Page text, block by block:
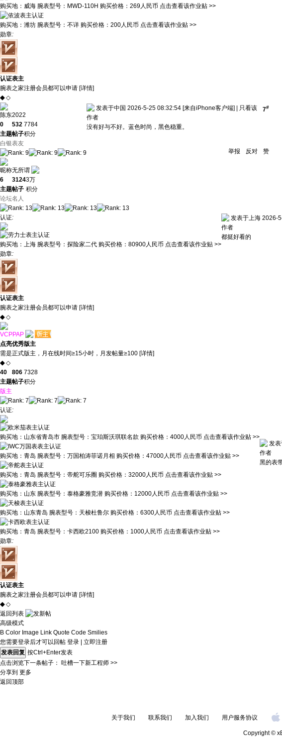
购买地： 威海 腕表型号： MWD-110H 购买价格： 269人民币 点击查看该作业贴 >>
购买地： 潍坊 腕表型号： 不详 购买价格： 200人民币 点击查看该作业贴 >>
勋章:
认证表主
腕表之家注册会员都可以申请 [详情]
◆ ◇
陈东2022
0
主题
532
帖子
7784
积分
白银表友
7#
发表于中国 2026-5-25 08:32:54 [来自iPhone客户端]
只看该
作者
没有好与不好。蓝色时尚，黑色稳重。
举报 反对 赞
昵称无所谓
6
主题
3124
帖子
3万
积分
论坛名人
认证:
购买地： 上海 腕表型号： 探险家二代 购买价格： 80900人民币 点击查看该作业贴 >>
勋章:
认证表主
腕表之家注册会员都可以申请 [详情]
◆ ◇
发表于上海 2026-
作者
都挺好看的
VCPPAP
点亮优秀版主
需是正式版主，月在线时间≥15小时，月发帖量≥100 [详情]
◆ ◇
40
主题
806
帖子
7328
积分
版主
认证:
购买地： 山东省青岛市 腕表型号： 宝珀斯沃琪联名款 购买价格： 4000人民币 点击查看该作业贴 >>
购买地： 青岛 腕表型号： 万国柏涛菲诺月相 购买价格： 47000人民币 点击查看该作业贴 >>
购买地： 青岛 腕表型号： 帝舵可乐圈 购买价格： 32000人民币 点击查看该作业贴 >>
购买地： 山东 腕表型号： 泰格豪雅竞潜 购买价格： 12000人民币 点击查看该作业贴 >>
购买地： 山东青岛 腕表型号： 天梭杜鲁尔 购买价格： 6300人民币 点击查看该作业贴 >>
购买地： 青岛 腕表型号： 卡西欧2100 购买价格： 1000人民币 点击查看该作业贴 >>
勋章:
认证表主
腕表之家注册会员都可以申请 [详情]
◆ ◇
发
作者
黑的表
返回列表
高级模式
B Color Image Link Quote Code Smilies
您需要登录后才可以回帖 登录
立即注册
发表回复 按Ctrl+Enter发表
点击浏览下一条帖子： 吐槽一下新工程师 >>
分享到 更多
返回顶部
关于我们 联系我们 加入我们 用户服务协议
Copyright ©